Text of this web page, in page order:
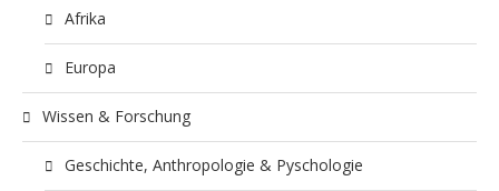
Afrika
Europa
Wissen & Forschung
Geschichte, Anthropologie & Pyschologie